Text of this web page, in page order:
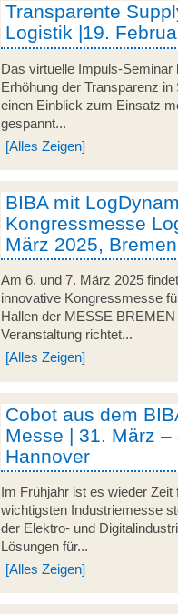
Transparente
Logistik |19.
Das virtuelle Impuls-Seminar
Erhöhung der Transparenz
einen Einblick zum Einsatz
gespannt...
[Alles Zeigen]
BIBA mit
Kongressmesse
März 2025, Bremen
Am 6. und 7. März 2025
innovative Kongressmesse
Hallen der MESSE
Veranstaltung richtet...
[Alles Zeigen]
Cobot aus dem
Messe | 31. März –
Hannover
Im Frühjahr ist es wieder
wichtigsten Industriemesse
der Elektro- und
Lösungen für...
[Alles Zeigen]